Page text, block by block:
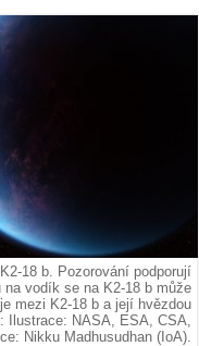
18 b. Pozorování podporují
na vodík se na K2-18 b může
mezi K2-18 b a její hvězdou
Ilustrace: NASA, ESA, CSA,
Nikku Madhusudhan (IoA).